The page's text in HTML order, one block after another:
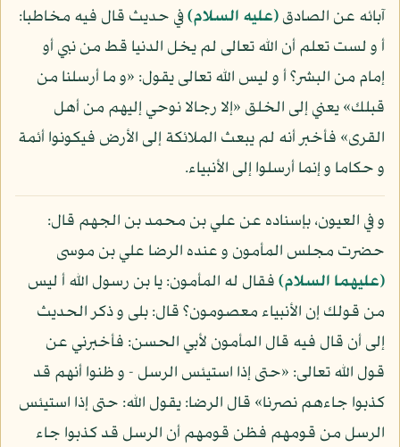
آبائه عن الصادق(عليه السلام)في حديث قال فيه مخاطبا:
أ و لست تعلم أن الله تعالى لم يخل الدنيا قط من نبي أو
إمام من البشر؟ أ و ليس الله تعالى يقول: «و ما أرسلنا من
قبلك» يعني إلى الخلق «إلا رجالا نوحي إليهم من أهل
القرى» فأخبر أنه لم يبعث الملائكة إلى الأرض فيكونوا أئمة
و حكاما و إنما أرسلوا إلى الأنبياء.
و في العيون، بإسناده عن علي بن محمد بن الجهم قال:
حضرت مجلس المأمون و عنده الرضا علي بن موسى
(عليهما السلام)فقال له المأمون: يا بن رسول الله أ ليس
من قولك إن الأنبياء معصومون؟ قال: بلى و ذكر الحديث
إلى أن قال فيه قال المأمون لأبي الحسن: فأخبرني عن
قول الله تعالى: «حتى إذا استيئس الرسل - و ظنوا أنهم قد
كذبوا جاءهم نصرنا» قال الرضا: يقول الله: حتى إذا استيئس
الرسل من قومهم فظن قومهم أن الرسل قد كذبوا جاء